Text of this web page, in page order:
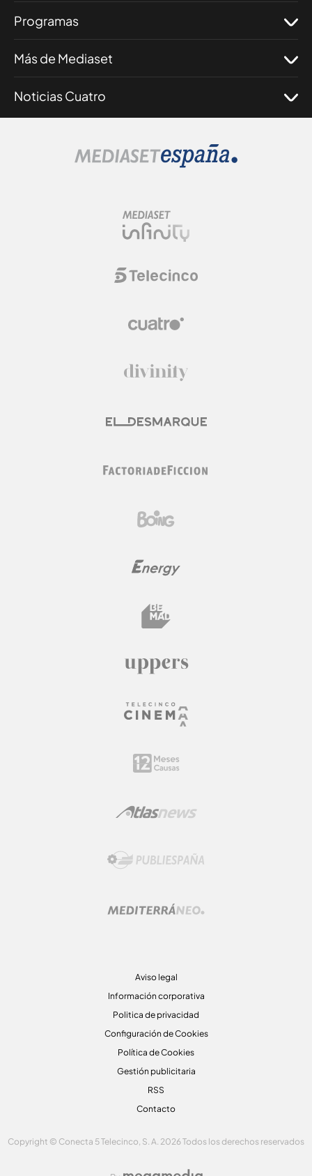
Programas
Más de Mediaset
Noticias Cuatro
Aviso legal
Información corporativa
Politica de privacidad
Configuración de Cookies
Política de Cookies
Gestión publicitaria
RSS
Contacto
Copyright © Conecta 5 Telecinco, S. A. 2026 Todos los derechos reservados